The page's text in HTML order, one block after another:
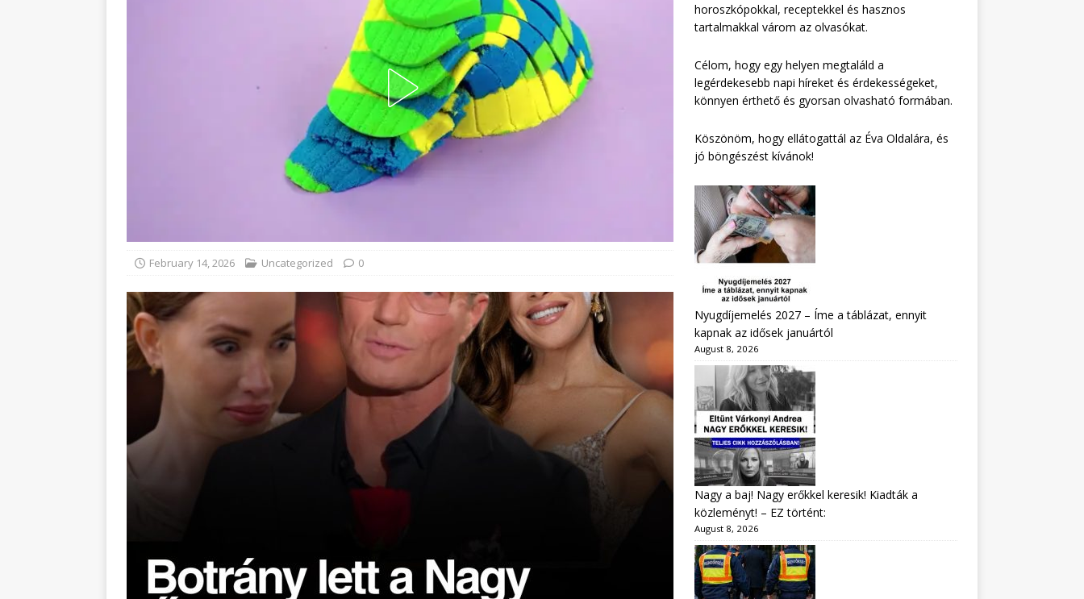
February 14, 2026 Uncategorized 0
horoszkópokkal, receptekkel és hasznos
tartalmakkal várom az olvasókat.
Célom, hogy egy helyen megtaláld a
legérdekesebb napi híreket és érdekességeket,
könnyen érthető és gyorsan olvasható formában.
Köszönöm, hogy ellátogattál az Éva Oldalára, és
jó böngészést kívánok!
Nyugdíjemelés 2027 – Íme a táblázat, ennyit
kapnak az idősek januártól
August 8, 2026
Nagy a baj! Nagy erőkkel keresik! Kiadták a
közleményt! – EZ történt:
August 8, 2026